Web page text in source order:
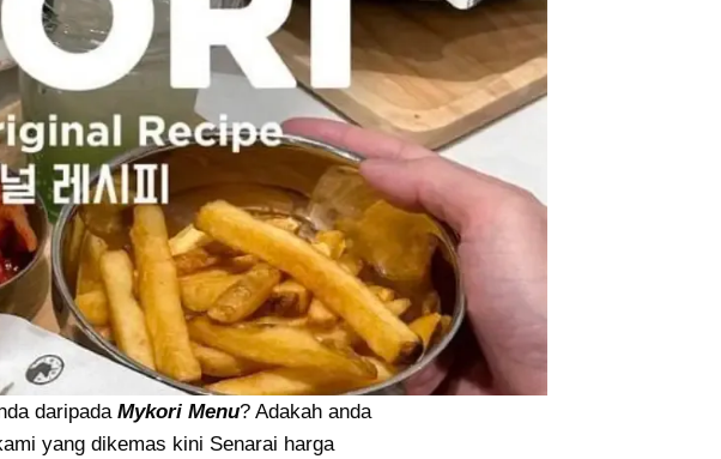
daripada Mykori Menu? Adakah anda
yang dikemas kini Senarai harga